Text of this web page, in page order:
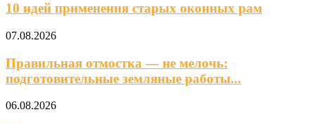
10 идей применения старых оконных рам
07.08.2026
Правильная отмостка — не мелочь:
подготовительные земляные работы...
06.08.2026